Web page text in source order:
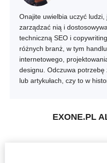
Onajite uwielbia uczyć ludzi,
zarządzać nią i
techniczną SEO i
różnych branż, w tym
internetowego,
designu. Odczuwa potrzebę
lub artykułach, czy to w
EXONE.PL